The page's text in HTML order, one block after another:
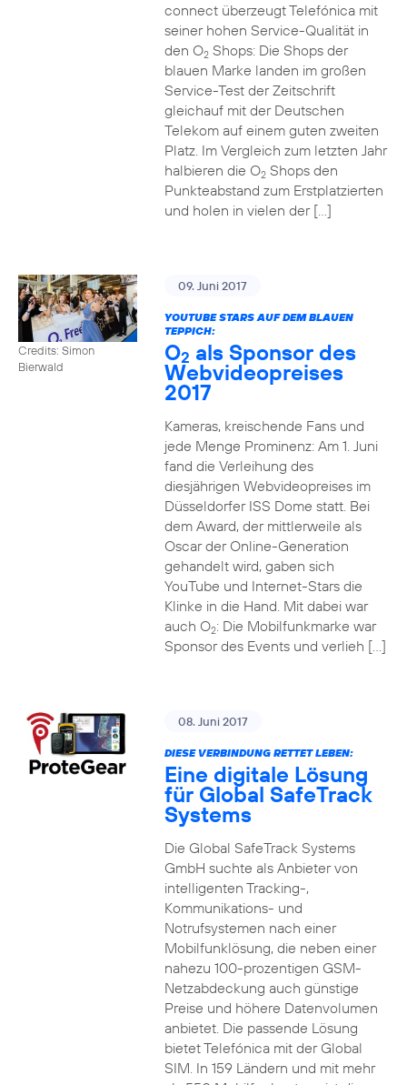
connect überzeugt Telefónica mit
seiner hohen Service-Qualität in
den O2Shops: Die Shops der
blauen Marke landen im großen
Service-Test der Zeitschrift
gleichauf mit der Deutschen
Telekom auf einem guten zweiten
Platz. Im Vergleich zum letzten Jahr
halbieren die O2Shops den
Punkteabstand zum Erstplatzierten
und holen in vielen der […]
Credits: Simon
Bierwald
09. Juni 2017
YOUTUBE STARS AUF DEM BLAUEN
TEPPICH:
O2 als Sponsor des
Webvideopreises
2017
Kameras, kreischende Fans und
jede Menge Prominenz: Am 1. Juni
fand die Verleihung des
diesjährigen Webvideopreises im
Düsseldorfer ISS Dome statt. Bei
dem Award, der mittlerweile als
Oscar der Online-Generation
gehandelt wird, gaben sich
YouTube und Internet-Stars die
Klinke in die Hand. Mit dabei war
auch O2: Die Mobilfunkmarke war
Sponsor des Events und verlieh […]
08. Juni 2017
DIESE VERBINDUNG RETTET LEBEN:
Eine digitale Lösung
für Global SafeTrack
Systems
Die Global SafeTrack Systems
GmbH suchte als Anbieter von
intelligenten Tracking-,
Kommunikations- und
Notrufsystemen nach einer
Mobilfunklösung, die neben einer
nahezu 100-prozentigen GSM-
Netzabdeckung auch günstige
Preise und höhere Datenvolumen
anbietet. Die passende Lösung
bietet Telefónica mit der Global
SIM. In 159 Ländern und mit mehr